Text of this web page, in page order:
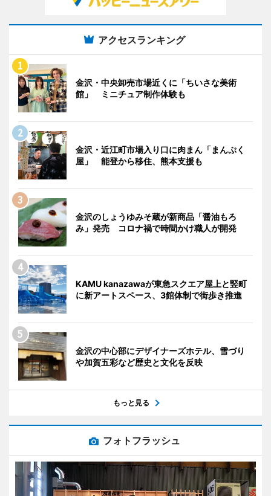
アクセスランキング
金沢・中央卸売市場近くに「ちいさな美術
館」 ミニチュア制作体験も
金沢・近江町市場入り口に肉まん「まんぷく
屋」 能登から移住、熊本支援も
金沢のしょうゆみそ蔵が新商品「醤油もろ
み」発売 コロナ禍で時間かけ職人が開発
KAMU kanazawaが東急スクエア屋上と竪町
に新アートスペース、3館体制で街歩き推進
金沢の中心部にデザイナーズホテル、雪づり
や加賀五彩など歴史と文化を反映
もっと見る
フォトフラッシュ